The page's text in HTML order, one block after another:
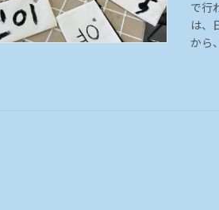
で行
は、
から